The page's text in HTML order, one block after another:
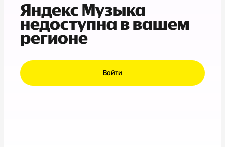
Яндекс Музыка
недоступна в вашем
регионе
Войти